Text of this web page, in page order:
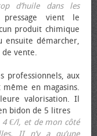
d’huile dans les
vient le
produit chimique
démarcher,
vente.
professionnels, aux
en magasins.
valorisation. Il
bidon de 5 litres
€/l, et de mon côté
II n’y a qu’une